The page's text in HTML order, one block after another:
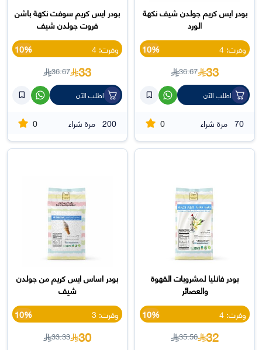
بودر ايس كريم جولدن شيف نكهة
الورد
وفرت: 4
10%
33
36.67
اطلب الآن
70 مرة شراء 0
بودر ايس كريم سوفت نكهة باشن
فروت جولدن شيف
وفرت: 4
10%
33
36.67
اطلب الآن
200 مرة شراء 0
بودر فانليا لمشروبات القهوة
والعصائر
وفرت: 4
10%
32
35.56
بودر اساس ايس كريم من جولدن
شيف
وفرت: 3
10%
30
33.33